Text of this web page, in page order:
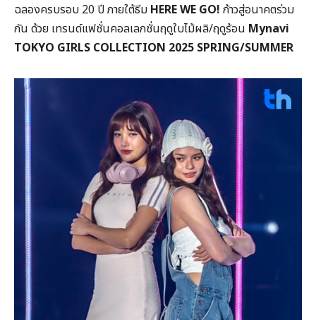
ฉลองครบรอบ 20 ปี ภายใต้ธีม HERE WE GO! ก้าวสู่อนาคตร่วม
กัน ด้วย เทรนด์แฟชั่นคอลเลกชั่นฤดูใบไม้ผลิ/ฤดูร้อน Mynavi
TOKYO GIRLS COLLECTION 2025 SPRING/SUMMER